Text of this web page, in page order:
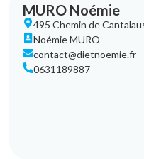
MURO Noémie
495 Chemin de
Noémie MURO
contact@dietnoemie.fr
0631189887